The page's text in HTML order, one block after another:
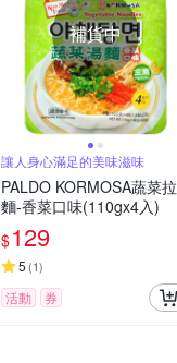
補貨中
讓人身心滿足的美味滋味
PALDO KORMOSA蔬菜拉
麵-香菜口味(110gx4入)
$129
5 (1)
活動 券